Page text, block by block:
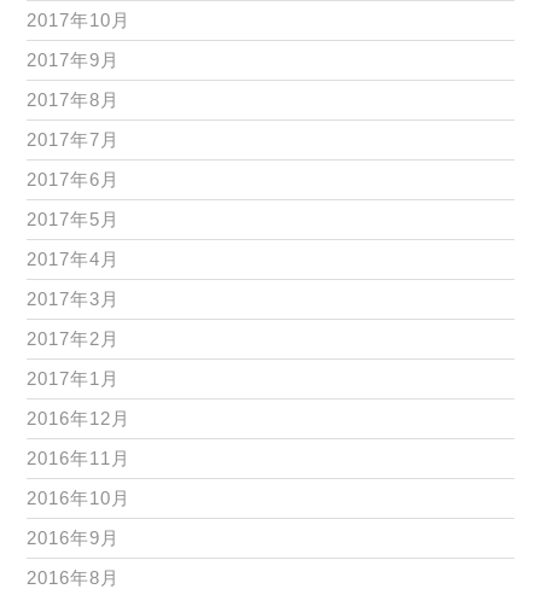
2017年10月
2017年9月
2017年8月
2017年7月
2017年6月
2017年5月
2017年4月
2017年3月
2017年2月
2017年1月
2016年12月
2016年11月
2016年10月
2016年9月
2016年8月